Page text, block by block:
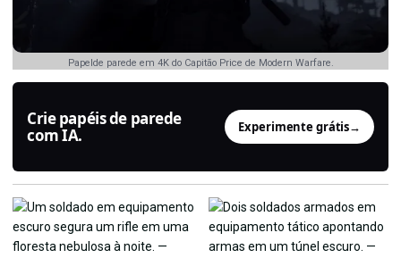
Papelde parede em 4K do Capitão Price de Modern Warfare.
Crie papéis de parede
com IA.
Experimente grátis→